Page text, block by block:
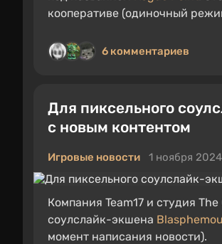
кооперативе (одиночный
6 комментариев
Для пиксельного
с новым контентом
Игровые новости 1 ноября
Компания Team17 и студия
соулслайк-экшена
момент написания новости).